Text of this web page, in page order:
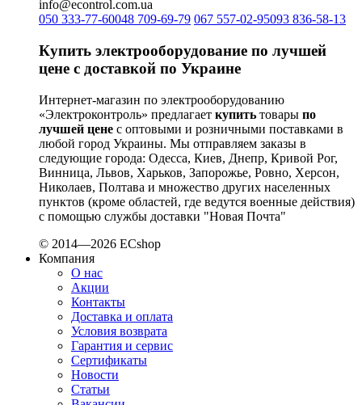
PYLONTECH (Китай)
Radpol (Польша)
Raut (Украина)
Reliance (Украина)
REM POWER (Словения)
Schneider-Electric (Франция)
Selec (Индия)
SEZ (Словакия)
Siemens (Германия)
Smart-MAIC
Socomec (Франция)
SOFAR (Китай)
Sungrow (Китай)
TAB (Словения)
Takel (Украина)
Technoelectric (Италия)
Technosystems (Украина)
TEKPAN (Турция)
TeleTec (Украина)
TEM (Словения)
Tense (Турция)
Terneo (Украина)
Testboy (Германия)
info@econtrol.com.ua
050 333-77-60048 709-69-79 067 557-02-95093 836-58-13
Купить электрооборудование по лучшей
цене с доставкой по Украине
Интернет-магазин по электрооборудованию
«Электроконтроль» предлагает купить товары по
лучшей цене с оптовыми и розничными поставками в
любой город Украины. Мы отправляем заказы в
следующие города: Одесса, Киев, Днепр, Кривой Рог,
Винница, Львов, Харьков, Запорожье, Ровно, Херсон,
Николаев, Полтава и множество других населенных
пунктов (кроме областей, где ведутся военные действия)
с помощью службы доставки "Новая Почта"
© 2014—2026 ECshop
Компания
О нас
Акции
Контакты
Доставка и оплата
Условия возврата
Гарантия и сервис
Сертификаты
Новости
Статьи